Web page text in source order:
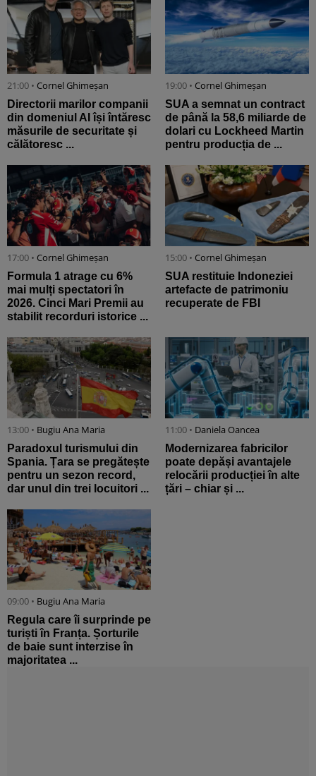
21:00 • Cornel Ghimeșan
Directorii marilor companii
din domeniul AI își întăresc
măsurile de securitate și
călătoresc ...
19:00 • Cornel Ghimeșan
SUA a semnat un contract
de până la 58,6 miliarde de
dolari cu Lockheed Martin
pentru producția de ...
17:00 • Cornel Ghimeșan
Formula 1 atrage cu 6%
mai mulți spectatori în
2026. Cinci Mari Premii au
stabilit recorduri istorice ...
15:00 • Cornel Ghimeșan
SUA restituie Indoneziei
artefacte de patrimoniu
recuperate de FBI
13:00 • Bugiu ⁠Ana Maria
Paradoxul turismului din
Spania. Țara se pregătește
pentru un sezon record,
dar unul din trei locuitori ...
11:00 • Daniela Oancea
Modernizarea fabricilor
poate depăși avantajele
relocării producției în alte
țări – chiar și ...
09:00 • Bugiu ⁠Ana Maria
Regula care îi surprinde pe
turiști în Franța. Șorturile
de baie sunt interzise în
majoritatea ...